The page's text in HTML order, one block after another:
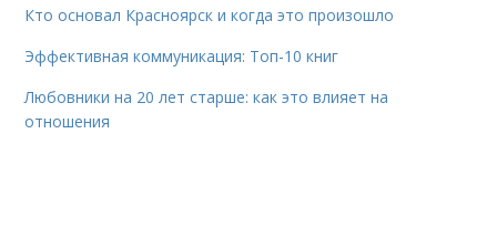
Кто основал Красноярск и когда это произошло
Эффективная коммуникация: Топ-10 книг
Любовники на 20 лет старше: как это влияет на
отношения